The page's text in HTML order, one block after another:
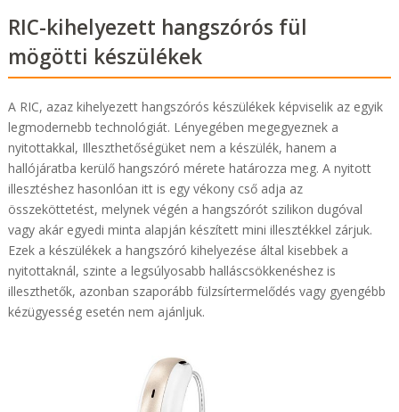
RIC-kihelyezett hangszórós fül
mögötti készülékek
A RIC, azaz kihelyezett hangszórós készülékek képviselik az egyik
legmodernebb technológiát. Lényegében megegyeznek a
nyitottakkal, Illeszthetőségüket nem a készülék, hanem a
hallójáratba kerülő hangszóró mérete határozza meg. A nyitott
illesztéshez hasonlóan itt is egy vékony cső adja az
összeköttetést, melynek végén a hangszórót szilikon dugóval
vagy akár egyedi minta alapján készített mini illesztékkel zárjuk.
Ezek a készülékek a hangszóró kihelyezése által kisebbek a
nyitottaknál, szinte a legsúlyosabb halláscsökkenéshez is
illeszthetők, azonban szaporább fülzsírtermelődés vagy gyengébb
kézügyesség esetén nem ajánljuk.